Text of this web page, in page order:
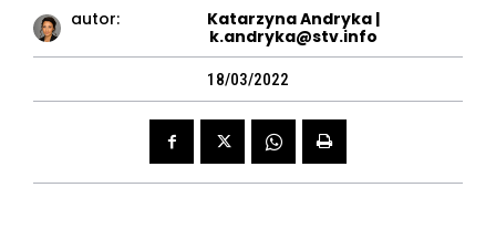
autor:
Katarzyna Andryka |
k.andryka@stv.info
18/03/2022